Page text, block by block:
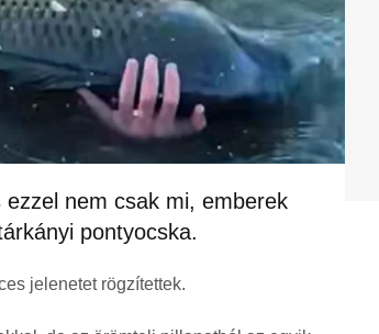
nem csak mi, emberek
pontyocska.
jelenetet rögzítettek.